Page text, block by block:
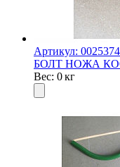
Артикул:
БОЛТ НОЖА
Вес: 0 кг